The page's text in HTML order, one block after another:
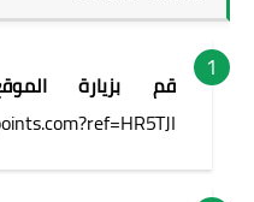
قم بزيارة